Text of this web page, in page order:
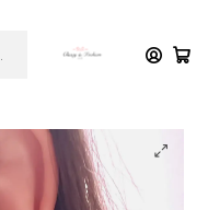
compridos pérolas